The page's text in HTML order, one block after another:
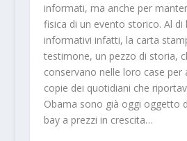
informati, ma anche per
fisica di un evento storico. Al di
informativi infatti, la carta
testimone, un pezzo di storia,
conservano nelle loro case per
copie dei quotidiani che
Obama sono già oggi oggetto
bay a prezzi in crescita…